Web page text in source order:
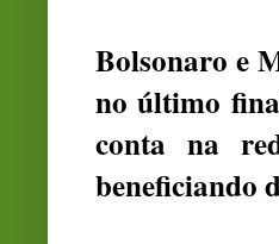
Bolsonaro e
no último
conta na
beneficiando